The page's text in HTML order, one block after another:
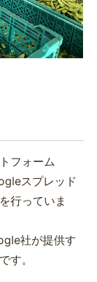
フォーム
スプレッド
行っていま
社が提供す
す。